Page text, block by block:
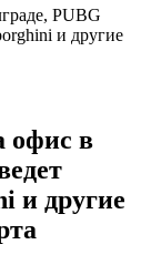
PUBG
и другие
офис в
и другие